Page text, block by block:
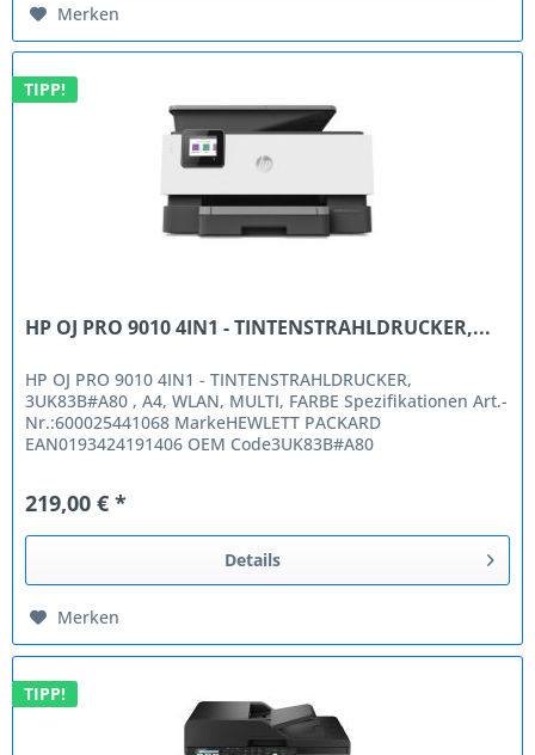
Merken
TIPP!
HP OJ PRO 9010 4IN1 - TINTENSTRAHLDRUCKER,...
HP OJ PRO 9010 4IN1 - TINTENSTRAHLDRUCKER,
3UK83B#A80 , A4, WLAN, MULTI, FARBE Spezifikationen Art.-
Nr.:600025441068 MarkeHEWLETT PACKARD
EAN0193424191406 OEM Code3UK83B#A80
219,00 € *
Details
Merken
TIPP!